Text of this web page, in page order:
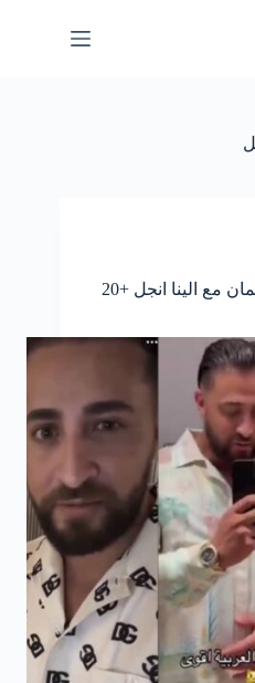
“نار وشرار” فيلم انطونيو سليمان مع الينا انجل +20